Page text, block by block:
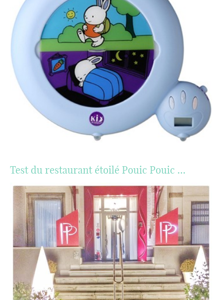
Test du restaurant étoilé Pouic Pouic …